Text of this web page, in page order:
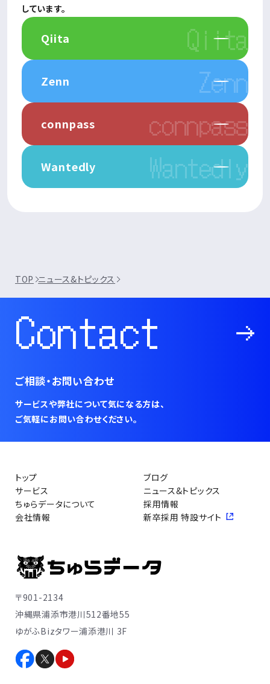
しています。
Qiita
Zenn
connpass
Wantedly
TOP ニュース&トピックス
Contact
ご相談・お問い合わせ
サービスや弊社について気になる方は、
ご気軽にお問い合わせください。
〒901-2134
沖縄県浦添市港川512番地55
ゆがふBizタワー浦添港川 3F
トップ
ブログ
サービス
ニュース&トピックス
ちゅらデータについて
採用情報
会社情報
新卒採用 特設サイト